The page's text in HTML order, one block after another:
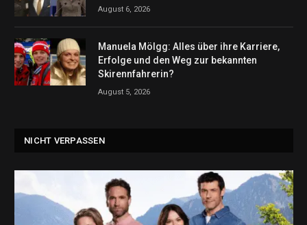
August 6, 2026
Manuela Mölgg: Alles über ihre Karriere,
Erfolge und den Weg zur bekannten
Skirennfahrerin?
August 5, 2026
NICHT VERPASSEN